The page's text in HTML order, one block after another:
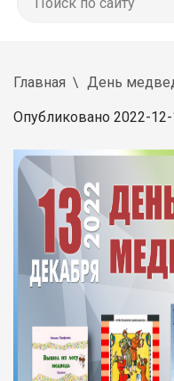
Главная День
Опубликовано 2022-12-